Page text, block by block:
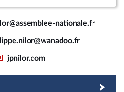
nationale.fr
jpnilor.com